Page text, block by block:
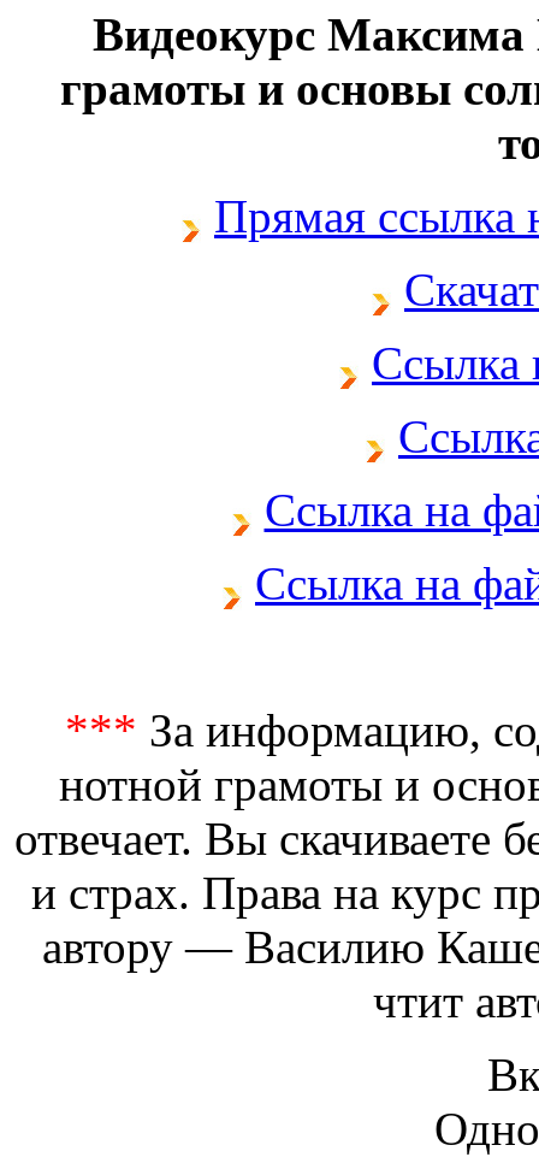
Видеокурс
грамоты и основы
Прямая ссылка
Ссылка
Ссылка на
Ссылка на
*** За информацию,
нотной грамоты и
отвечает. Вы скачиваете
и страх. Права на курс
автору — Василию
чтит